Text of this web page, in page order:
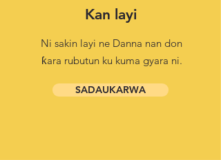
Kan layi
Ni sakin layi ne Danna nan don
ƙara rubutun ku kuma gyara ni.
SADAUKARWA